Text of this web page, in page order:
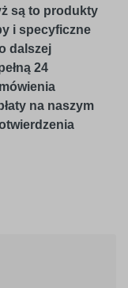
są to produkty
i specyficzne
dalszej
24
na naszym